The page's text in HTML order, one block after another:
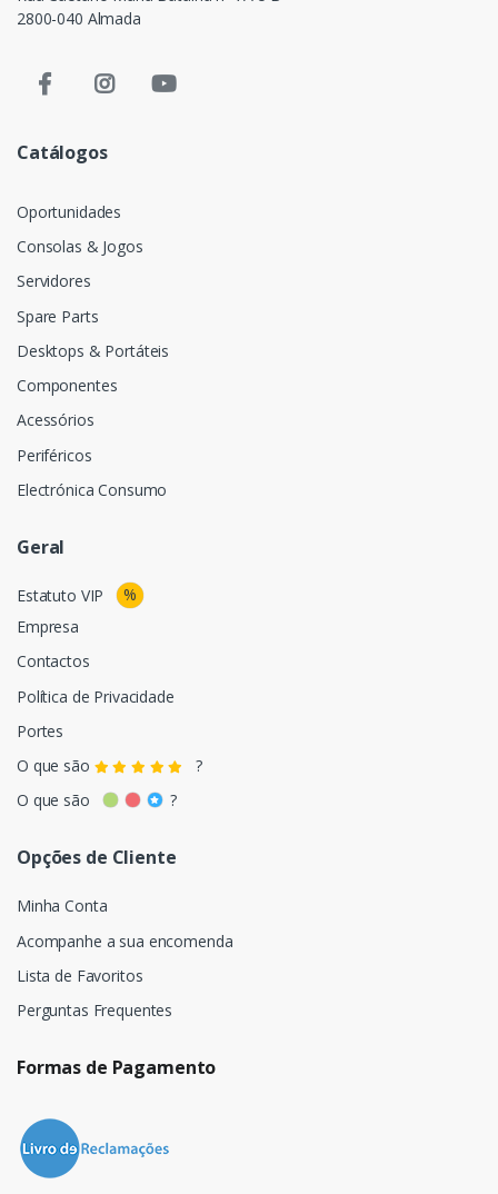
2800-040 Almada
Catálogos
Oportunidades
Consolas & Jogos
Servidores
Spare Parts
Desktops & Portáteis
Componentes
Acessórios
Periféricos
Electrónica Consumo
Geral
Estatuto VIP
%
Empresa
Contactos
Política de Privacidade
Portes
O que são
?
O que são
?
Opções de Cliente
Minha Conta
Acompanhe a sua encomenda
Lista de Favoritos
Perguntas Frequentes
Formas de Pagamento